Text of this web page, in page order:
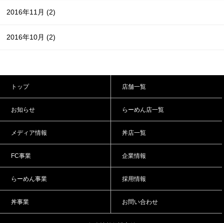
2016年11月(2)
2016年10月(2)
トップ
お知らせ
メディア情報
FC事業
らーめん事業
丼事業
店舗一覧
らーめん店一覧
丼店一覧
企業情報
採用情報
お問い合わせ